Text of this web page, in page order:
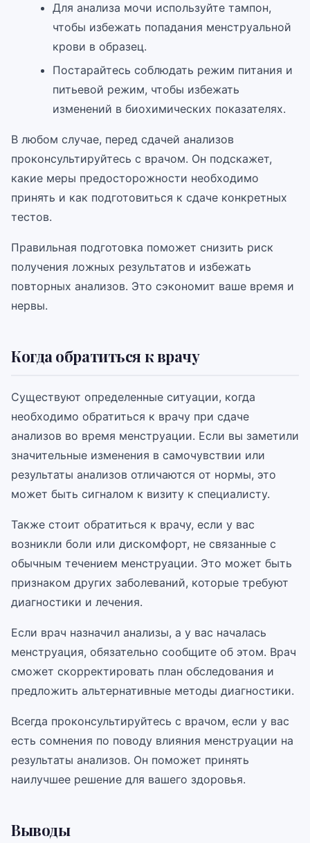
Для анализа мочи используйте тампон,
чтобы избежать попадания менструальной
крови в образец.
Постарайтесь соблюдать режим питания и
питьевой режим, чтобы избежать
изменений в биохимических показателях.
В любом случае, перед сдачей анализов
проконсультируйтесь с врачом. Он подскажет,
какие меры предосторожности необходимо
принять и как подготовиться к сдаче конкретных
тестов.
Правильная подготовка поможет снизить риск
получения ложных результатов и избежать
повторных анализов. Это сэкономит ваше время и
нервы.
Когда обратиться к врачу
Существуют определенные ситуации, когда
необходимо обратиться к врачу при сдаче
анализов во время менструации. Если вы заметили
значительные изменения в самочувствии или
результаты анализов отличаются от нормы, это
может быть сигналом к визиту к специалисту.
Также стоит обратиться к врачу, если у вас
возникли боли или дискомфорт, не связанные с
обычным течением менструации. Это может быть
признаком других заболеваний, которые требуют
диагностики и лечения.
Если врач назначил анализы, а у вас началась
менструация, обязательно сообщите об этом. Врач
сможет скорректировать план обследования и
предложить альтернативные методы диагностики.
Всегда проконсультируйтесь с врачом, если у вас
есть сомнения по поводу влияния менструации на
результаты анализов. Он поможет принять
наилучшее решение для вашего здоровья.
Выводы